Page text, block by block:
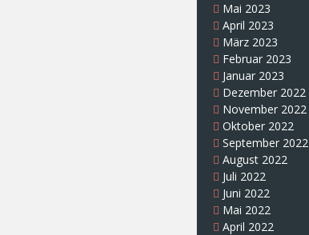
Mai 2023
April 2023
März 2023
Februar 2023
Januar 2023
Dezember 2022
November 2022
Oktober 2022
September 2022
August 2022
Juli 2022
Juni 2022
Mai 2022
April 2022